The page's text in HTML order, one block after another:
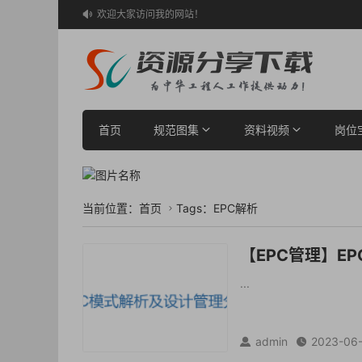
 欢迎大家访问我的网站！
首页 规范图集 资料视频 岗位
当前位置： 首页  Tags：EPC解析
【EPC管理】
...
 admin  2023-